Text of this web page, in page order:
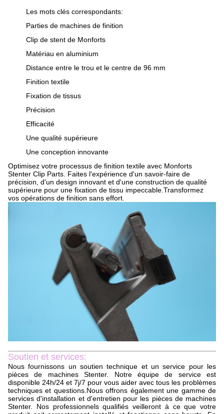
Les mots clés correspondants:
Parties de machines de finition
Clip de stent de Monforts
Matériau en aluminium
Distance entre le trou et le centre de 96 mm
Finition textile
Fixation de tissus
Précision
Efficacité
Une qualité supérieure
Une conception innovante
Optimisez votre processus de finition textile avec Monforts
Stenter Clip Parts. Faites l'expérience d'un savoir-faire de
précision, d'un design innovant et d'une construction de qualité
supérieure pour une fixation de tissu impeccable.Transformez
vos opérations de finition sans effort.
Soutien et services:
Nous fournissons un soutien technique et un service pour les
pièces de machines Stenter. Notre équipe de service est
disponible 24h/24 et 7j/7 pour vous aider avec tous les problèmes
techniques et questions.Nous offrons également une gamme de
services d'installation et d'entretien pour les pièces de machines
Stenter. Nos professionnels qualifiés veilleront à ce que votre